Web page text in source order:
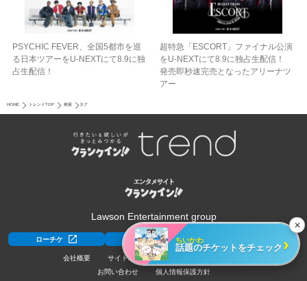
✕
ちいかわ
話題のチケットをチェック ›
PSYCHIC FEVER、全国5都市を巡
る日本ツアーをU‐NEXTにて8.9に独
占生配信！
超特急「ESCORT」ファイナル公演
をU-NEXTにて8.9に独占生配信！
発売即秒速完売となったアリーナツ
アー
HOME トレンドTOP 検索 タグ
Lawson Entertainment group
ローチケ ローチケ[旅行]
会社概要 サイトポリシー
お問い合わせ
個人情報保護方針